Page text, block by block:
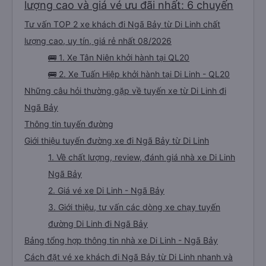
lượng cao và giá vé ưu đãi nhất: 6 chuyến
Tư vấn TOP 2 xe khách đi Ngã Bảy từ Di Linh chất
lượng cao, uy tín, giá rẻ nhất 08/2026
🚌 1. Xe Tân Niên khởi hành tại QL20
🚌 2. Xe Tuấn Hiệp khởi hành tại Di Linh - QL20
Những câu hỏi thường gặp về tuyến xe từ Di Linh đi
Ngã Bảy
Thông tin tuyến đường
Giới thiệu tuyến đường xe đi Ngã Bảy từ Di Linh
1. Về chất lượng, review, đánh giá nhà xe Di Linh
Ngã Bảy
2. Giá vé xe Di Linh - Ngã Bảy
3. Giới thiệu, tư vấn các dòng xe chạy tuyến
đường Di Linh đi Ngã Bảy
Bảng tổng hợp thông tin nhà xe Di Linh - Ngã Bảy
Cách đặt vé xe khách đi Ngã Bảy từ Di Linh nhanh và